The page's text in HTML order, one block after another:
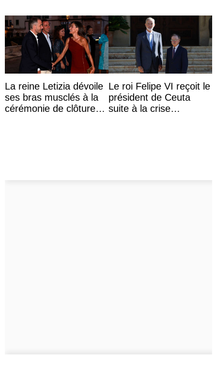
La reine Letizia dévoile
ses bras musclés à la
cérémonie de clôture
Le roi Felipe VI reçoit le
président de Ceuta
suite à la crise